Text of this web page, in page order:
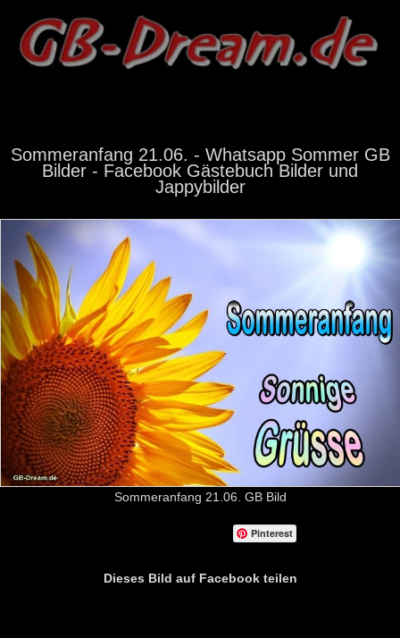
Sommeranfang 21.06. - Whatsapp Sommer GB
Bilder - Facebook Gästebuch Bilder und
Jappybilder
Sommeranfang 21.06. GB Bild
Pinterest
Dieses Bild auf Facebook teilen